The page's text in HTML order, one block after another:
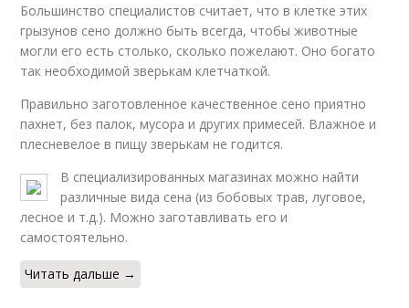
Большинство специалистов считает, что в клетке этих
грызунов сено должно быть всегда, чтобы животные
могли его есть столько, сколько пожелают. Оно богато
так необходимой зверькам клетчаткой.
Правильно заготовленное качественное сено приятно
пахнет, без палок, мусора и других примесей. Влажное и
плесневелое в пищу зверькам не годится.
В специализированных магазинах можно найти
различные вида сена (из бобовых трав, луговое,
лесное и т.д.). Можно заготавливать его и
самостоятельно.
Читать дальше →